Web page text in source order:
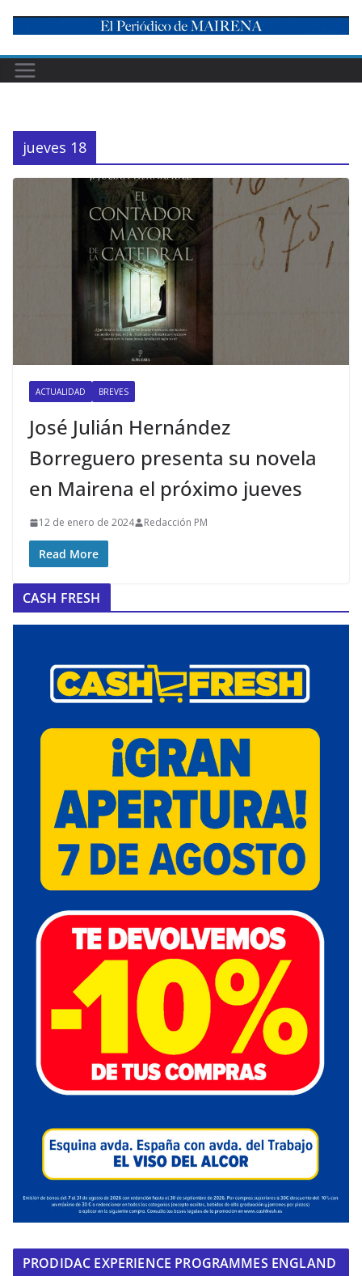
content
jueves 18
ACTUALIDAD BREVES
José Julián Hernández
Borreguero presenta su novela
en Mairena el próximo jueves
12 de enero de 2024 Redacción PM
Read More
CASH FRESH
PRODIDAC EXPERIENCE PROGRAMMES ENGLAND